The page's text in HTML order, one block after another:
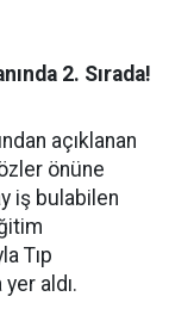
2. Sırada!
açıklanan
önüne
iş bulabilen
Tıp
aldı.